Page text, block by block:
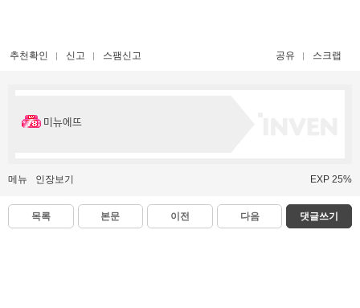
추천확인 신고 스팸신고 공유 스크랩
미뉴에뜨
메뉴 인장보기 EXP 25%
목록 본문 이전 다음 댓글쓰기